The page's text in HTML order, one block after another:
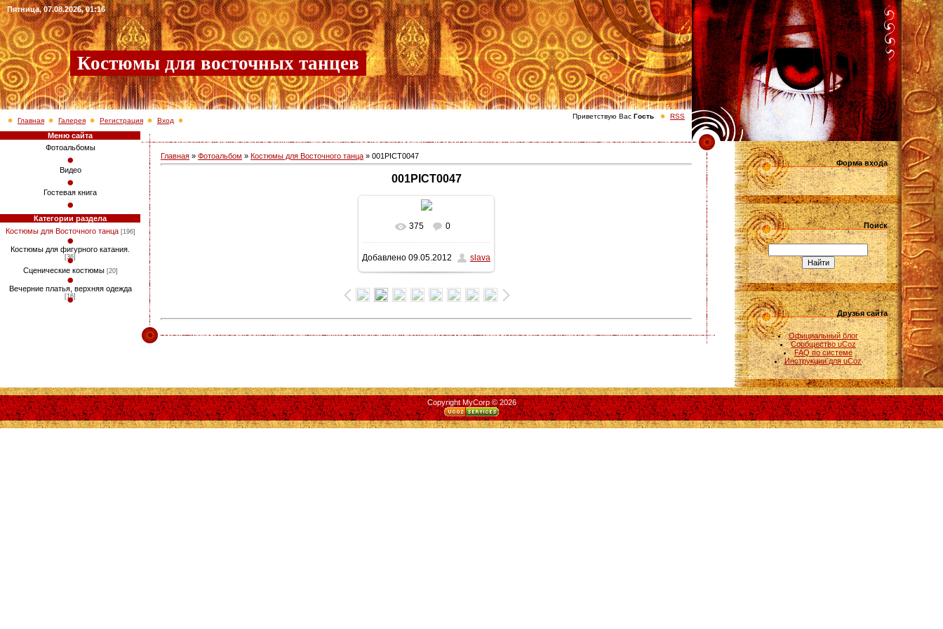
Пятница, 07.08.2026, 01:16
Приветствую Вас Гость RSS
Костюмы для восточных танцев
Главная Галерея Регистрация Вход
Меню сайта
Фотоальбомы
Видео
Гостевая книга
Категории раздела
Костюмы для Восточного танца [196]
Костюмы для фигурного катания.
[36]
Сценические костюмы [20]
Вечерние платья, верхняя одежда
[16]
Главная » Фотоальбом » Костюмы для Восточного танца » 001PICT0047
001PICT0047
В реальном размере
766x1023/ 267.1Kb
375 0
Добавлено 09.05.2012 slava
Форма входа
Поиск
Друзья сайта
Официальный блог
Сообщество uCoz
FAQ по системе
Инструкции для uCoz
Copyright MyCorp © 2026